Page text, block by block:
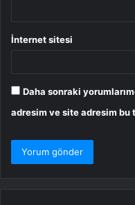
İnternet sitesi
Daha sonraki
adresim ve site adresim bu